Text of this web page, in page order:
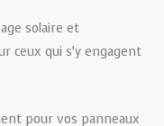
solaire et
ceux qui s’y engagent
pour vos panneaux